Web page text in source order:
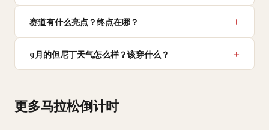
赛道有什么亮点？终点在哪？
9月的但尼丁天气怎么样？该穿什么？
更多马拉松倒计时